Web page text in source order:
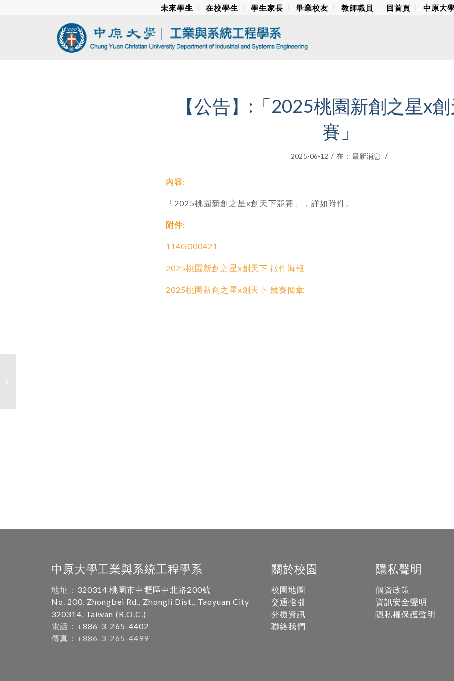
未來學生 在校學生 學生家長 畢業校友 教師職員 回首頁 中原大
【公告】:「2025桃園新創之星x
賽」
2025-06-12 / 在： 最新消息 /
內容:
「2025桃園新創之星x創天下競賽」，詳如附件。
附件:
114G000421
2025桃園新創之星x創天下 徵件海報
2025桃園新創之星x創天下 競賽簡章
中原大學工業與系統工程學系
地址： 320314 桃園市中壢區中北路200號
No. 200, Zhongbei Rd., Zhongli Dist., Taoyuan City
320314, Taiwan (R.O.C.)
電話：+886-3-265-4402
傳真：+886-3-265-4499
關於校園
校園地圖
交通指引
分機資訊
聯絡我們
隱私聲明
個資政策
資訊安全聲明
隱私權保護聲明